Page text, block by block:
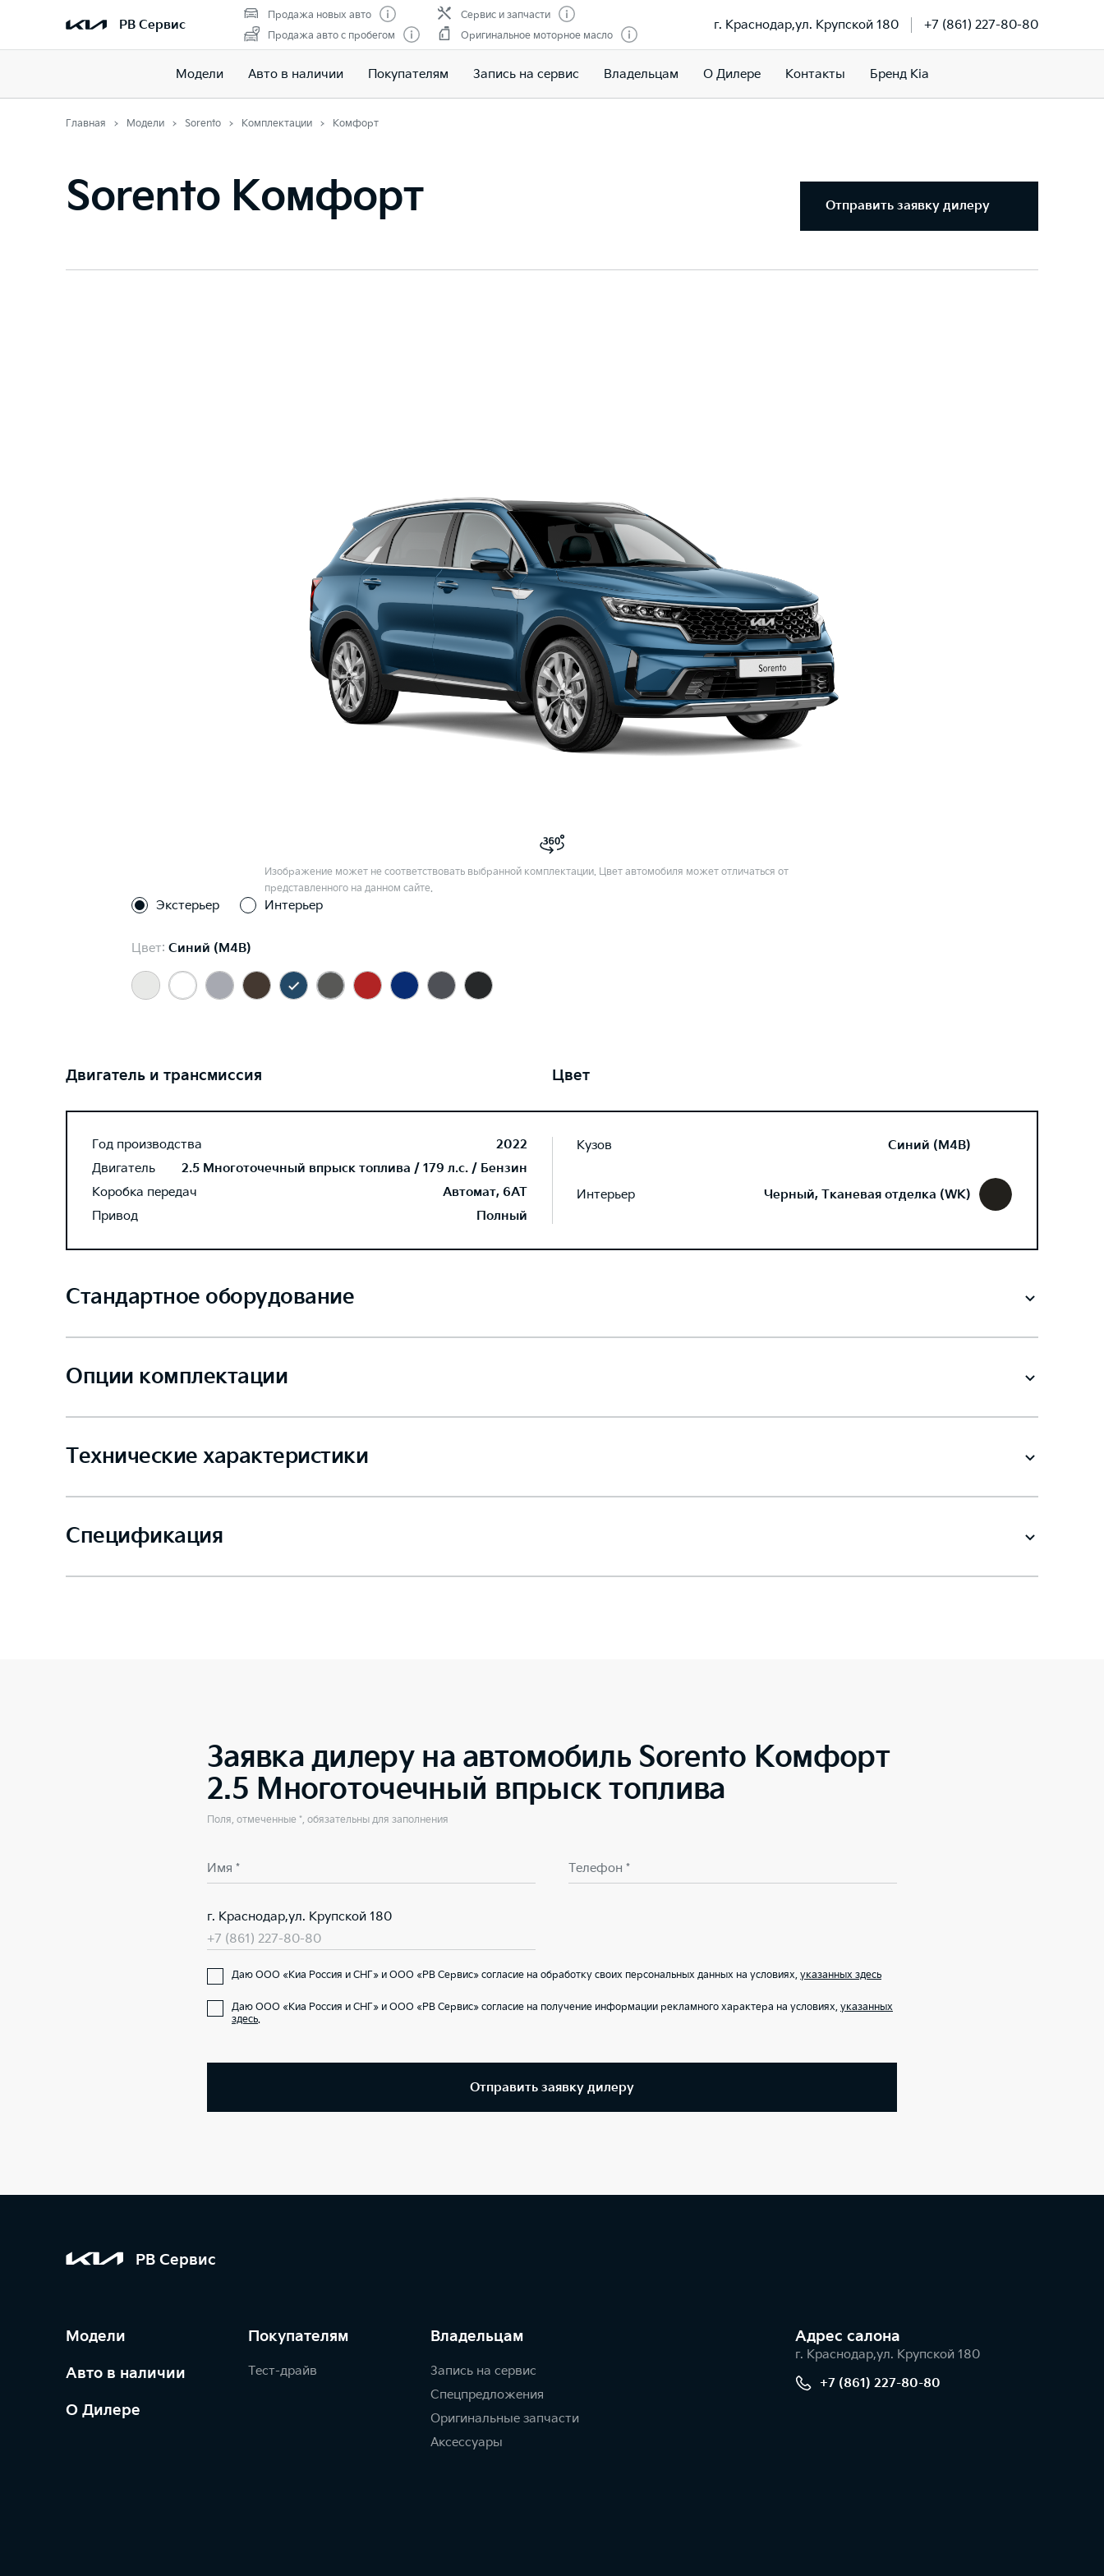
РВ Сервис
Продажа новых авто
Продажа авто с пробегом
Сервис и запчасти
Оригинальное моторное масло
г. Краснодар,ул. Крупской 180 +7 (861) 227-80-80
Модели Авто в наличии Покупателям Запись на сервис Владельцам О Дилере Контакты Бренд Kia
Главная Модели Sorento Комплектации Комфорт
Sorento Комфорт Отправить заявку дилеру
Изображение может не соответствовать выбранной комплектации. Цвет автомобиля может отличаться от
представленного на данном сайте.
Экстерьер Интерьер
Цвет: Синий (M4B)
Двигатель и трансмиссия
Год производства
2022
Двигатель
2.5 Многоточечный впрыск топлива / 179 л.с. / Бензин
Коробка передач
Автомат, 6AT
Привод
Полный
Цвет
Кузов Синий (M4B)
Интерьер Черный, Тканевая отделка (WK)
Стандартное оборудование
Опции комплектации
Технические характеристики
Спецификация
Заявка дилеру на автомобиль Sorento Комфорт
2.5 Многоточечный впрыск топлива
Поля, отмеченные *, обязательны для заполнения
Имя * Телефон *
г. Краснодар,ул. Крупской 180
+7 (861) 227-80-80
Даю ООО «Киа Россия и СНГ» и ООО «РВ Сервис» согласие на обработку своих персональных данных на условиях, указанных здесь
Даю ООО «Киа Россия и СНГ» и ООО «РВ Сервис» согласие на получение информации рекламного характера на условиях, указанных
здесь.
Отправить заявку дилеру
РВ Сервис
Модели
Авто в наличии
О Дилере
Покупателям
Тест-драйв
Владельцам
Запись на сервис
Спецпредложения
Оригинальные запчасти
Аксессуары
Адрес салонa
г. Краснодар,ул. Крупской 180
+7 (861) 227-80-80